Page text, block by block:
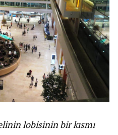
lobisinin bir kısmı